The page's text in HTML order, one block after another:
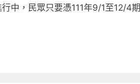
中，民眾只要憑111年9/1至12/4期